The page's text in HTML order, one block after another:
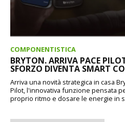
COMPONENTISTICA
BRYTON. ARRIVA PACE
SFORZO DIVENTA SMART
Arriva una novità strategica in casa
Pilot, l'innovativa funzione pensata
proprio ritmo e dosare le energie in